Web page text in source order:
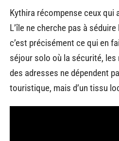
Kythira récompense ceux qui
L’île ne cherche pas à
c’est précisément ce qui en
séjour solo où la sécurité,
des adresses ne dépendent
touristique, mais d’un tissu